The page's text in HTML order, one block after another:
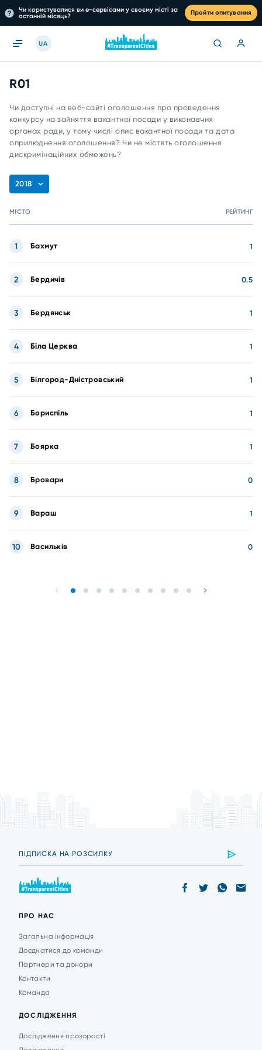
Чи користувалися ви е-сервісами у своєму місті за
останній місяць?
Пройти опитування
UA
R01
Чи доступні на веб-сайті оголошення про проведення
конкурсу на зайняття вакантної посади у виконавчих
органах ради, у тому числі опис вакантної посади та дата
оприлюднення оголошення? Чи не містять оголошення
дискримінаційних обмежень?
2018
МІСТО РЕЙТИНГ
Бахмут 1
1
Бердичів 0.5
2
Бердянськ 1
3
Біла Церква 1
4
Білгород-Дністровський 1
5
Бориспіль 1
6
Боярка 1
7
Бровари 0
8
Вараш 1
9
Васильків 0
10
ПРО НАС
Загальна інформація
Доєднатися до команди
Партнери та донори
Контакти
Команда
ДОСЛІДЖЕННЯ
Дослідження прозорості